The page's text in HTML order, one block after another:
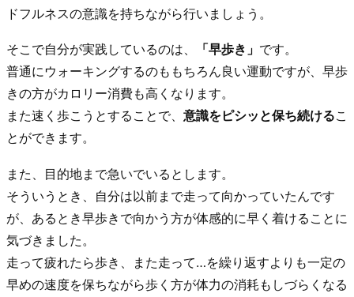
ドフルネスの意識を持ちながら行いましょう。
そこで自分が実践しているのは、 「早歩き」 です。
普通にウォーキングするのももちろん良い運動ですが、早歩
きの方がカロリー消費も高くなります。
また速く歩こうとすることで、 意識をピシッと保ち続けるこ
とができます。
また、目的地まで急いでいるとします。
そういうとき、自分は以前まで走って向かっていたんです
が、あるとき早歩きで向かう方が体感的に早く着けることに
気づきました。
走って疲れたら歩き、また走って…を繰り返すよりも一定の
早めの速度を保ちながら歩く方が体力の消耗もしづらくなる